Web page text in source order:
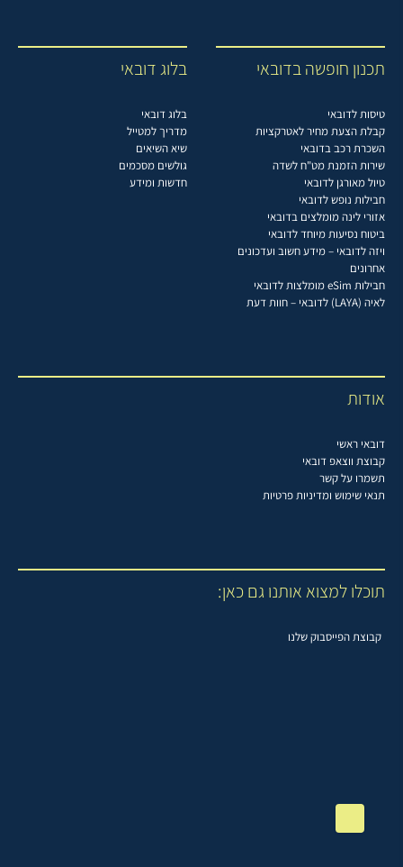
תכנון חופשה בדובאי
טיסות לדובאי
קבלת הצעת מחיר לאטרקציות
השכרת רכב בדובאי
שירות הזמנת מט"ח לשדה
טיול מאורגן לדובאי
חבילות נופש לדובאי
אזורי לינה מומלצים בדובאי
ביטוח נסיעות מיוחד לדובאי
ויזה לדובאי – מידע חשוב ועדכונים
אחרונים
חבילות eSim מומלצות לדובאי
לאיה (LAYA) לדובאי – חוות דעת
בלוג דובאי
בלוג דובאי
מדריך למטייל
שיא השיאים
גולשים מסכמים
חדשות ומידע
אודות
דובאי ראשי
קבוצת ווצאפ דובאי
תשמרו על קשר
תנאי שימוש ומדיניות פרטיות
תוכלו למצוא אותנו גם כאן:
קבוצת הפייסבוק שלנו